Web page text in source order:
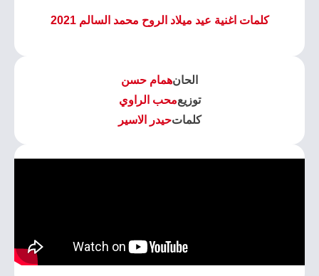
كلمات اغنية عيد ميلاد الروح محمد السالم 2021
الحانهمام حسن
توزيعمحب الراوي
كلماتحيدر الاسير